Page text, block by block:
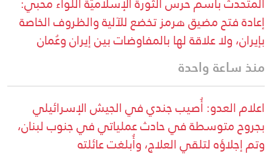
إعادة فتح مضيق هرمز تخضع للآلية والظروف الخاصة
بإيران، ولا علاقة لها بالمفاوضات بين إيران وعُمان
منذ ساعة واحدة
اعلام العدو: أُصيب جندي في الجيش الإسرائيلي
بجروح متوسطة في حادث عملياتي في جنوب لبنان،
وتم إجلاؤه لتلقي العلاج، وأُبلغت عائلته